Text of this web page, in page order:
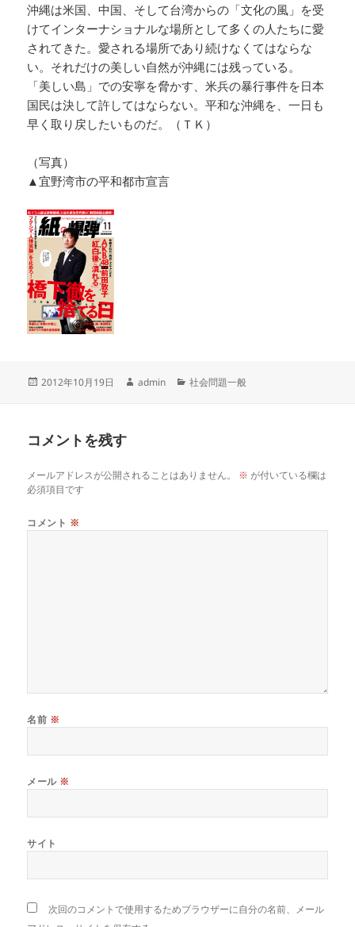
沖縄は米国、中国、そして台湾からの「文化の風」を受
けてインターナショナルな場所として多くの人たちに愛
されてきた。愛される場所であり続けなくてはならな
い。それだけの美しい自然が沖縄には残っている。
「美しい島」での安寧を脅かす、米兵の暴行事件を日本
国民は決して許してはならない。平和な沖縄を、一日も
早く取り戻したいものだ。（ＴＫ）
（写真）
▲宜野湾市の平和都市宣言
投
2012年10月19日
作
admin
カ
社会問題一般
コメントを残す
メールアドレスが公開されることはありません。 ※ が付いている欄は
必須項目です
コメント ※
名前 ※
メール ※
サイト
次回のコメントで使用するためブラウザーに自分の名前、メール